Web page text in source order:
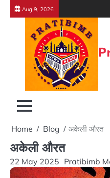
Skip
Aug 9, 2026
Home Blog अकेली औरत
अकेली औरत
22 May 2025 Pratibimb